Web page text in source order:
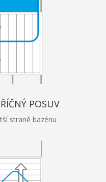
POSUV
straně bazénu